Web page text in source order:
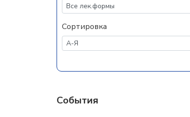
Сортировка
События